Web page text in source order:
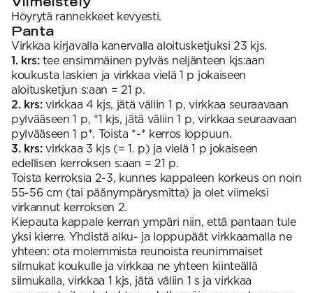
Höyrytä rannekkeet kevyesti.
Panta
Virkkaa kirjavalla kanervalla aloitusketjuksi 23 kjs.
1. krs:tee ensimmäinen pylväs neljänteen kjs:aan
koukusta laskien ja virkkaa vielä 1 p jokaiseen
aloitusketjun s:aan = 21 p.
2. krs:virkkaa 4 kjs, jätä väliin 1 p, virkkaa seuraavaan
pylvääseen 1 p, *1 kjs, jätä väliin 1 p, virkkaa seuraavaan
pylvääseen 1 p*. Toista *-* kerros loppuun.
3. krs:virkkaa 3 kjs (= 1. p) ja vielä 1 p jokaiseen
edellisen kerroksen s:aan = 21 p.
Toista kerroksia 2-3, kunnes kappaleen korkeus on noin
55-56 cm (tai päänympärysmitta) ja olet viimeksi
virkannut kerroksen 2.
Kiepauta kappale kerran ympäri niin, että pantaan tule
yksi kierre. Yhdistä alku- ja loppupäät virkkaamalla ne
yhteen: ota molemmista reunoista reunimmaiset
silmukat koukulle ja virkkaa ne yhteen kiinteällä
silmukalla, virkkaa 1 kjs, jätä väliin 1 s ja virkkaa